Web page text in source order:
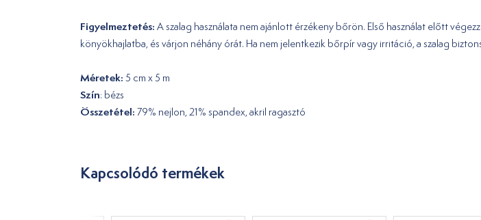
Figyelmeztetés: A szalag használata nem ajánlott érzékeny bőrön. Első használat előtt
könyökhajlatba, és várjon néhány órát. Ha nem jelentkezik bőrpír vagy irritáció, a szalag
Méretek: 5 cm x 5 m
Szín: bézs
Összetétel: 79% nejlon, 21% spandex, akril ragasztó
Kapcsolódó termékek